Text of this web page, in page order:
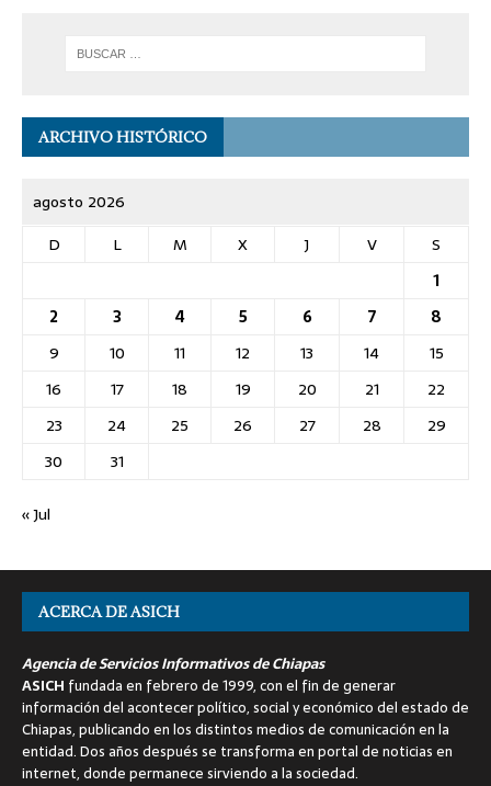
ARCHIVO HISTÓRICO
agosto 2026
D
L M X J V
S
1
2
3 4 5 6 7
8
9
10 11 12 13 14
15
16
17 18 19 20 21
22
23
24 25 26 27 28
29
30
31
« Jul
ACERCA DE ASICH
Agencia de Servicios Informativos de Chiapas
ASICH fundada en febrero de 1999, con el fin de generar
información del acontecer político, social y económico del estado de
Chiapas, publicando en los distintos medios de comunicación en la
entidad. Dos años después se transforma en portal de noticias en
internet, donde permanece sirviendo a la sociedad.